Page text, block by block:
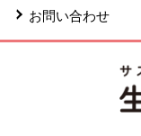
お問い合わせ